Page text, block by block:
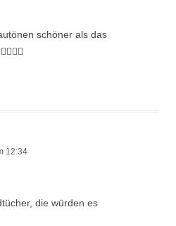
schöner als das
12:34
die würden es